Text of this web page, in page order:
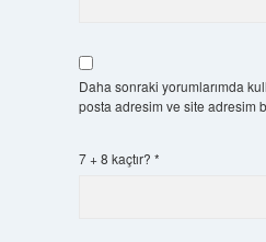
Daha sonraki yorumlarımda
posta adresim ve site adresim
7 + 8 kaçtır? *